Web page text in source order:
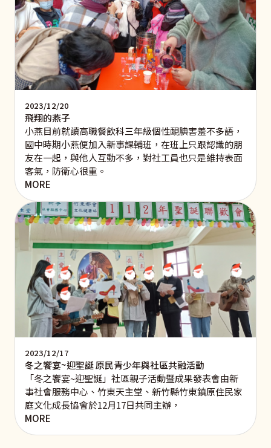
2023/12/20
飛翔的燕子
小燕目前就讀高職餐飲科三年級個性靦腆害羞不多語，
國中時期小燕便加入新事課輔班，在班上只跟認識的朋
友在一起，與他人互動不多，對社工員也只是維持表面
客氣，防衛心很重。
MORE
2023/12/17
冬之饗宴~迎聖誕 原民青少年與社區共融活動
​「冬之饗宴~迎聖誕」社區親子活動暨成果發表會由新
事社會服務中心、竹東天主堂、新竹縣竹東鎮原住民家
庭文化成長協會於12月17日共同主辦，
MORE